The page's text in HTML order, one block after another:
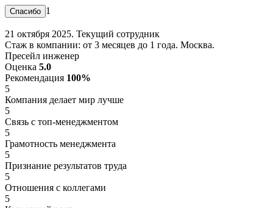
1
21 октября 2025. Текущий сотрудник
Стаж в компании: от 3 месяцев до 1 года. Москва.
Пресейл инженер
Оценка 5.0
Рекомендация 100%
5
Компания делает мир лучше
5
Связь с топ-менеджментом
5
Грамотность менеджмента
5
Признание результатов труда
5
Отношения с коллегами
5